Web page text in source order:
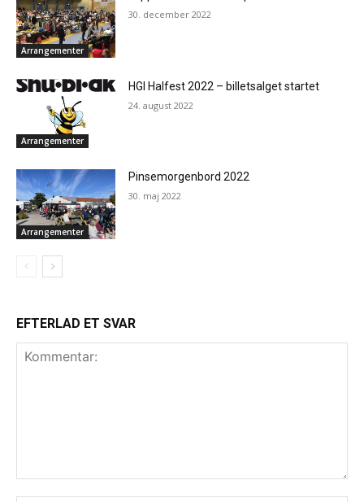
Arrangementer
30. december 2022
Arrangementer
HGI Halfest 2022 – billetsalget startet
24. august 2022
Arrangementer
Pinsemorgenbord 2022
30. maj 2022
EFTERLAD ET SVAR